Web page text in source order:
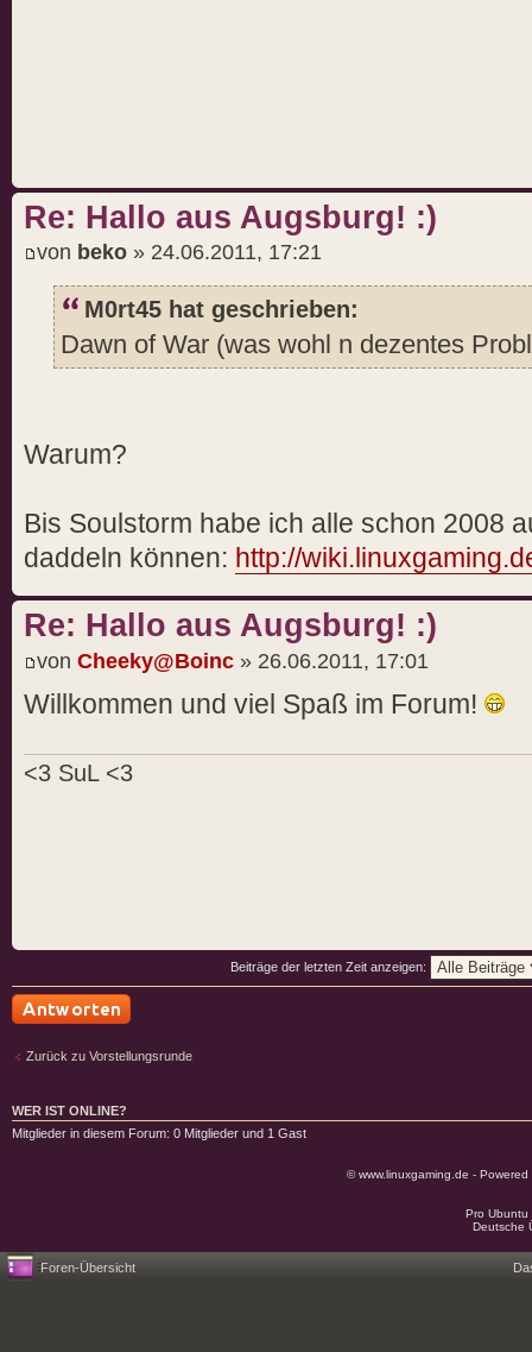
Re: Hallo aus Augsburg! :)
von beko » 24.06.2011, 17:21
M0rt45 hat geschrieben:
Dawn of War (was wohl n dezentes
Warum?
Bis Soulstorm habe ich alle schon 2008
daddeln können: http://
Re: Hallo aus Augsburg! :)
von Cheeky@Boinc » 26.06.2011, 17:01
Willkommen und viel Spaß im Forum!
<3 SuL <3
Beiträge der letzten Zeit anzeigen:
Zurück zu Vorstellungsrunde
WER IST ONLINE?
Mitglieder in diesem Forum: 0 Mitglieder und 1 Gast
© www.linuxgaming.de -
Pro
Deutsche
Foren-Übersicht